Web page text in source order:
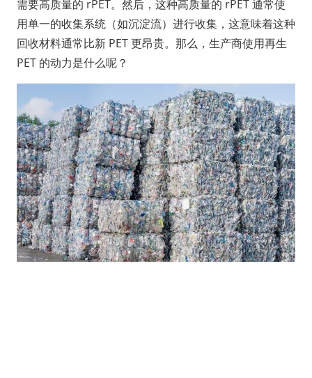
需要高质量的 rPET。然后，这种高质量的 rPET 通常使
用单一的收集系统（如沉淀流）进行收集，这意味着这种
回收材料通常比新 PET 更昂贵。那么，生产商使用再生
PET 的动力是什么呢？